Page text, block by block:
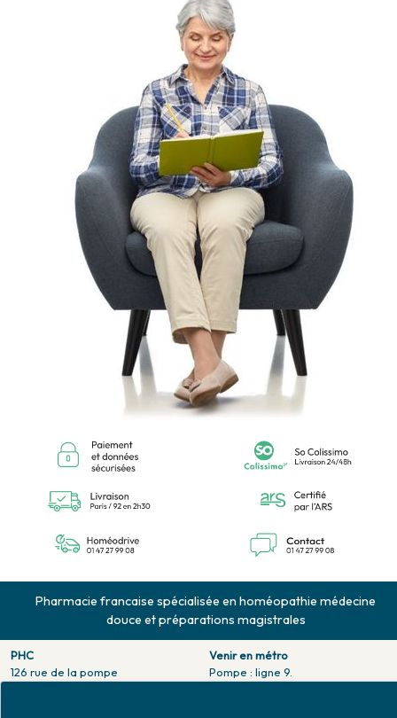
Pharmacie francaise spécialisée en homéopathie médecine
douce et préparations magistrales
PHC
126 rue de la pompe
Venir en métro
Pompe : ligne 9.